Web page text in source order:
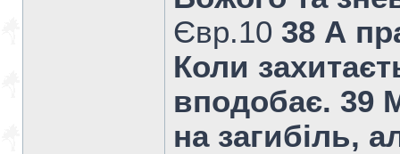
Євр.10 38 А
Коли
вподобає. 39
на загибіль,